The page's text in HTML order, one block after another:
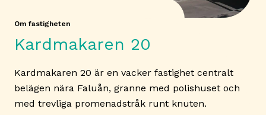
Om fastigheten
Kardmakaren 20
Kardmakaren 20 är en vacker fastighet centralt
belägen nära Faluån, granne med polishuset och
med trevliga promenadstråk runt knuten.